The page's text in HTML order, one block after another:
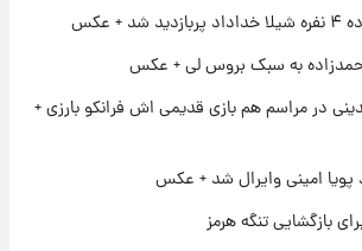
آغاز طرح جدید فروش مشارکت در تولید سایپا؛
نام خودرو، مبلغ پیش پرداخت و زمان تحویل |
سود مشارکت چند درصد است؟
زمان پخش «مرد سه هزار چهره» مشخص شد
عکس
به سبک بروس لی + عکس
در مراسم هم بازی قدیمی اش فرانکو بارزی +
امینی وایرال شد + عکس
بازگشایی تنگه هرمز